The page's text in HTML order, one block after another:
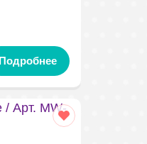
Подробнее